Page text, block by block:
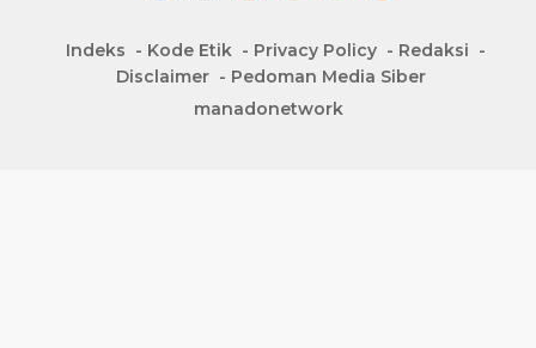
Indeks Kode Etik Privacy Policy
Redaksi
Disclaimer
Pedoman Media Siber
manadonetwork